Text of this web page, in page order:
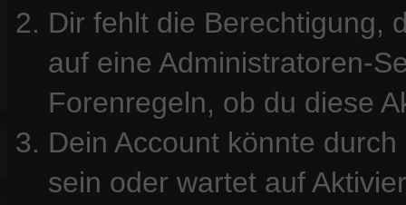
Dir fehlt die Berechtigung,
auf eine Administratoren-
Forenregeln, ob du diese
Dein Account könnte
sein oder wartet auf